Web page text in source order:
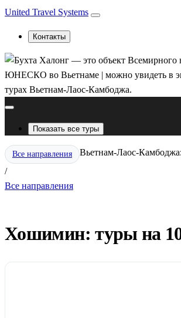
United Travel Systems
Контакты
Показать все туры
Все направления
/
Вьетнам-Лаос-
Все направления
Хошимин: туры на